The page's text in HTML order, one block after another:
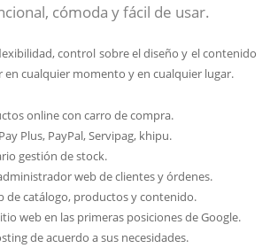
cómoda y fácil de usar.
control sobre el diseño y el contenido
en cualquier momento y en cualquier lugar.
online con carro de compra.
Plus, PayPal, Servipag, khipu.
gestión de stock.
web de clientes y órdenes.
de catálogo, productos y contenido.
web en las primeras posiciones de Google.
de acuerdo a sus necesidades.